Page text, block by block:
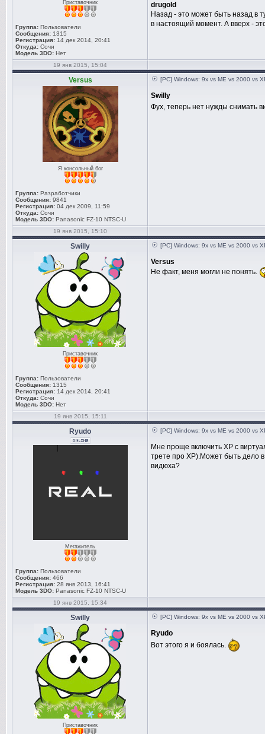
Приставочник
Группа: Пользователи
Сообщения: 1315
Регистрация: 14 дек 2014, 20:41
Откуда: Сочи
Модель 3DO: Нет
drugold
Назад - это может быть назад в
в настоящий момент. А вверх -
19 янв 2015, 15:04
Versus
Я консольный бог
Группа: Разработчики
Сообщения: 9841
Регистрация: 04 дек 2009, 11:59
Откуда: Сочи
Модель 3DO: Panasonic FZ-10 NTSC-U
[PC] Windows: 9x vs ME vs 2000 vs
Swilly
Фух, теперь нет нужды снимать
19 янв 2015, 15:10
Swilly
Приставочник
Группа: Пользователи
Сообщения: 1315
Регистрация: 14 дек 2014, 20:41
Откуда: Сочи
Модель 3DO: Нет
[PC] Windows: 9x vs ME vs 2000 vs
Versus
Не факт, меня могли не понять.
19 янв 2015, 15:11
Ryudo
Мегажитель
Группа: Пользователи
Сообщения: 466
Регистрация: 28 янв 2013, 16:41
Модель 3DO: Panasonic FZ-10 NTSC-U
[PC] Windows: 9x vs ME vs 2000 vs
Мне проще включить ХР с
трете про ХР).Может быть дело
видюха?
19 янв 2015, 15:34
Swilly
Приставочник
[PC] Windows: 9x vs ME vs 2000 vs
Ryudo
Вот этого я и боялась.